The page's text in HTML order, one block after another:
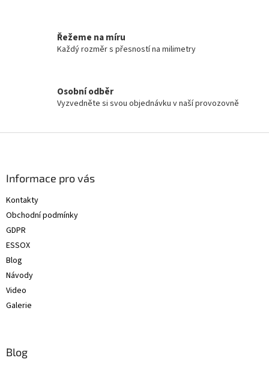
Řežeme na míru
Každý rozměr s přesností na milimetry
Osobní odběr
Vyzvedněte si svou objednávku v naší provozovně
Informace pro vás
Kontakty
Obchodní podmínky
GDPR
ESSOX
Blog
Návody
Video
Galerie
Blog